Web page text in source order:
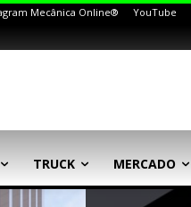
Mecânica Online® YouTube
TRUCK MERCADO